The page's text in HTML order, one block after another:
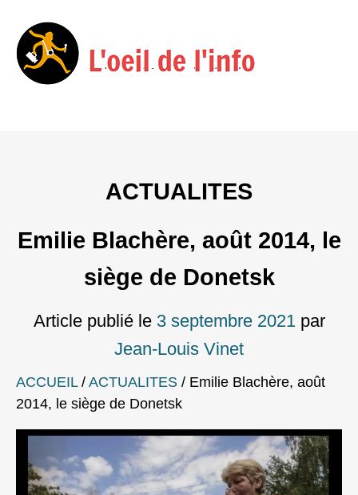
ACTUALITES
Emilie Blachère, août 2014, le
siège de Donetsk
Article publié le 3 septembre 2021 par
Jean-Louis Vinet
ACCUEIL/ ACTUALITES / Emilie Blachère, août
2014, le siège de Donetsk